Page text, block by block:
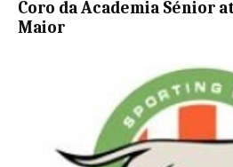
Coro da Academia Sénior
Maior